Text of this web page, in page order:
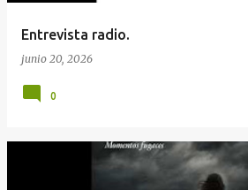
Entrevista radio.
junio 20, 2026
0